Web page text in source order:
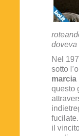
doveva
Nel
sotto
marcia
questo
il